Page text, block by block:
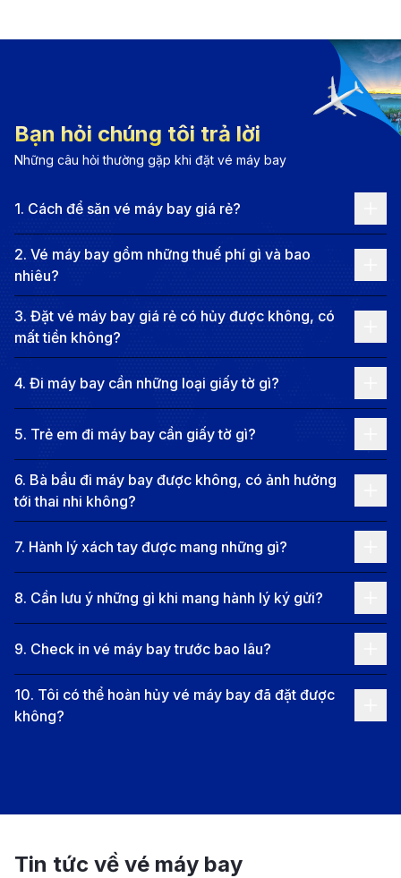
- Khám phá thành phố sôi động với cảnh quan thiên
Vancouver, thành phố cảng nằm bên bờ Thái Bình
Dương, là một trong những điểm đến quyến rũ và
đáng sống bậc nhất Canada. Nơi đây nổi tiếng với khí
hậu ôn hòa dễ chịu, phong cảnh thiên nhiên hùng vĩ
cùng nhịp sống hiện đại hòa quyện trong nền văn hóa
đa dạng, phong phú bậc nhất thế giới.
Vancouver được biết đến như “thiên đường xanh” khi
sở hữu sự kết hợp hoàn hảo giữa núi non, rừng già và
bờ biển trải dài. Du khách có thể dễ dàng tham quan
Công viên Stanley – lá phổi xanh của thành phố,
khám phá khu phố cổ Gastown với nét kiến trúc châu
Âu cổ điển, hoặc ghé thăm những bảo tàng, phòng
triển lãm nghệ thuật đẳng cấp quốc tế.
Không chỉ là điểm đến du lịch nổi bật, Vancouver còn
là trung tâm tài chính, thương mại và văn hóa quan
trọng của Canada. Thành phố này cũng là nơi hội tụ
nhiều nền ẩm thực đặc sắc đến từ khắp nơi trên thế
giới, phản ánh rõ sự đa dạng cộng đồng dân cư sinh
sống tại đây.
Dù bạn là tín đồ yêu thích thiên nhiên, khám phá văn
hóa hay chỉ đơn giản là muốn tận hưởng một kỳ nghỉ
Bạn hỏi chúng tôi trả lời
Những câu hỏi thường gặp khi đặt vé máy bay
1. Cách để săn vé máy bay giá rẻ?
2. Vé máy bay gồm những thuế phí gì và bao
nhiêu?
3. Đặt vé máy bay giá rẻ có hủy được không, có
mất tiền không?
4. Đi máy bay cần những loại giấy tờ gì?
5. Trẻ em đi máy bay cần giấy tờ gì?
6. Bà bầu đi máy bay được không, có ảnh hưởng
tới thai nhi không?
7. Hành lý xách tay được mang những gì?
8. Cần lưu ý những gì khi mang hành lý ký gửi?
9. Check in vé máy bay trước bao lâu?
10. Tôi có thể hoàn hủy vé máy bay đã đặt được
không?
Tin tức về vé máy bay